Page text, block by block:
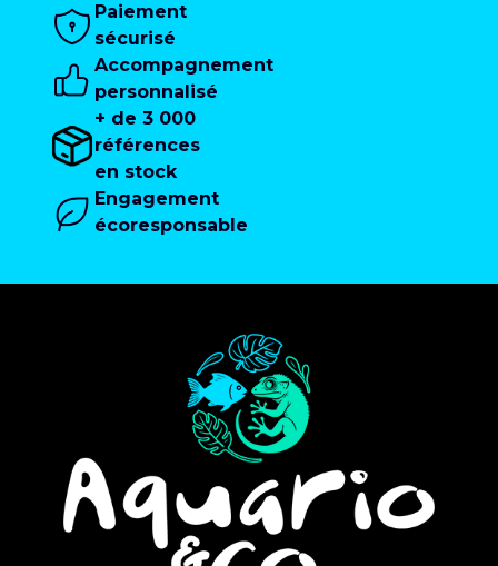
Paiement
sécurisé
Accompagnement
personnalisé
+ de 3 000
références
en stock
Engagement
écoresponsable